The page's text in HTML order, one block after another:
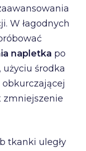
W łagodnych
napletka po
użyciu środka
zmniejszenie
tkanki uległy